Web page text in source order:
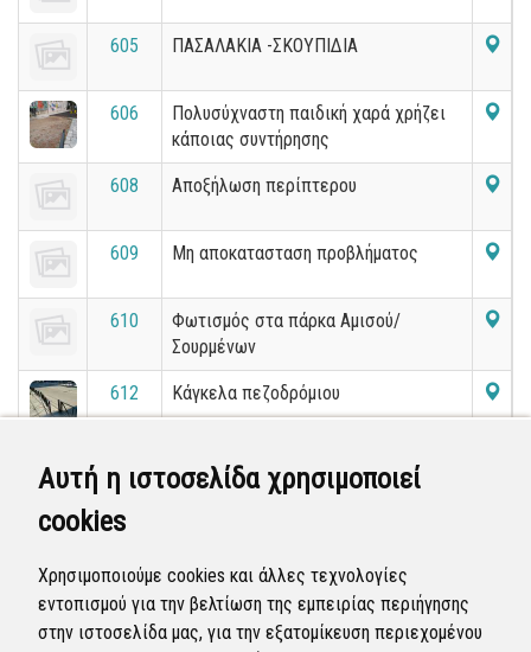
Αυτή η ιστοσελίδα χρησιμοποιεί
cookies
Χρησιμοποιούμε cookies και άλλες τεχνολογίες
εντοπισμού για την βελτίωση της εμπειρίας περιήγησης
στην ιστοσελίδα μας, για την εξατομίκευση περιεχομένου
605 ΠΑΣΑΛΑΚΙΑ -ΣΚΟΥΠΙΔΙΑ
606
Πολυσύχναστη παιδική χαρά χρήζει
κάποιας συντήρησης
608 Αποξήλωση περίπτερου
609 Μη αποκατασταση προβλήματος
610
Φωτισμός στα πάρκα Αμισού/
Σουρμένων
612 Κάγκελα πεζοδρόμιου
Κλαδιά
616
« 6 7 8 9 10 11 12 13 14